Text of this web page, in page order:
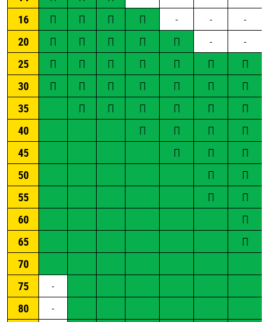
16
П П П П - -
-
20
П П П П П -
-
25
П П П П П П
П
30
П П П П П П
П
35
П П П П П
П
40
П П П
П
45
П П
П
50
П
П
55
П
П
60
П
65
П
70
75
-
80
-